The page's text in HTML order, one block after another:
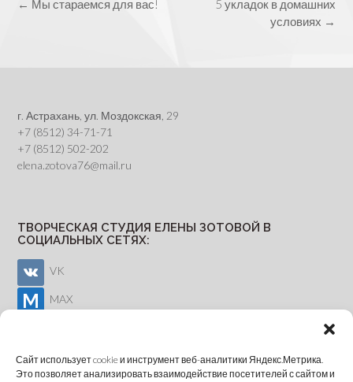
Сайт использует cookie и инструмент веб-аналитики Яндекс.Метрика.
Это позволяет анализировать взаимодействие посетителей с сайтом и
Post
5 укладок в домашних
условиях →
← Мы стараемся для вас!
г. Астрахань, ул. Моздокская, 29
+7 (8512) 34-71-71
+7 (8512) 502-202
elena.zotova76@mail.ru
ТВОРЧЕСКАЯ СТУДИЯ ЕЛЕНЫ ЗОТОВОЙ В
СОЦИАЛЬНЫХ СЕТЯХ:
VK
MAX